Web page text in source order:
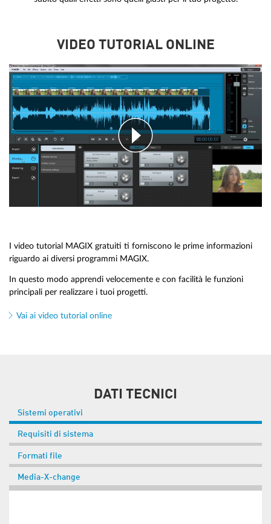
VIDEO TUTORIAL ONLINE
I video tutorial MAGIX gratuiti ti forniscono le prime informazioni
riguardo ai diversi programmi MAGIX.
In questo modo apprendi velocemente e con facilità le funzioni
principali per realizzare i tuoi progetti.
Vai ai video tutorial online
DATI TECNICI
Sistemi operativi
Requisiti di sistema
Formati file
Media-X-change